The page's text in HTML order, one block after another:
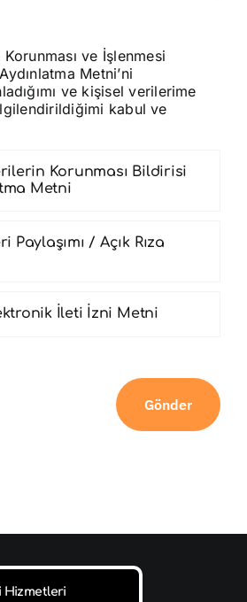
ve İşlenmesi
Metni’ni
ve kişisel verilerime
kabul ve
Korunması Bildirisi
Metni
Paylaşımı / Açık Rıza
İleti İzni Metni
Gönder
Hizmetleri